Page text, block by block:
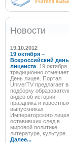
Новости
19.10.2012
19 октября –
Всероссийский день
лицеиста 19 октября
традиционно
День лицея. Портал
UniverTV предлагает
подборку
видео об истории
праздника и известных
выпускниках
Императорского лицея,
оставивших след в
мировой политике,
литературе, культуре.
Далее...